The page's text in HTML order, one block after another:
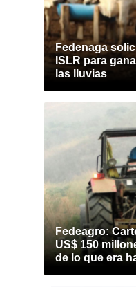
Fedenaga
ISLR para
las lluvias
Fedeagro:
US$ 150
de lo que era